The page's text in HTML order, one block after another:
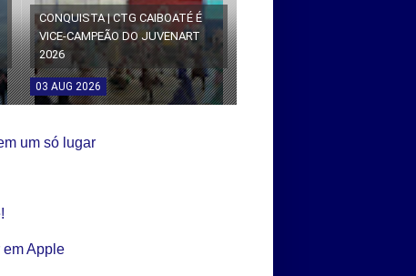
CONQUISTA | CTG CAIBOATÉ É
VICE-CAMPEÃO DO JUVENART
2026
03 AUG 2026